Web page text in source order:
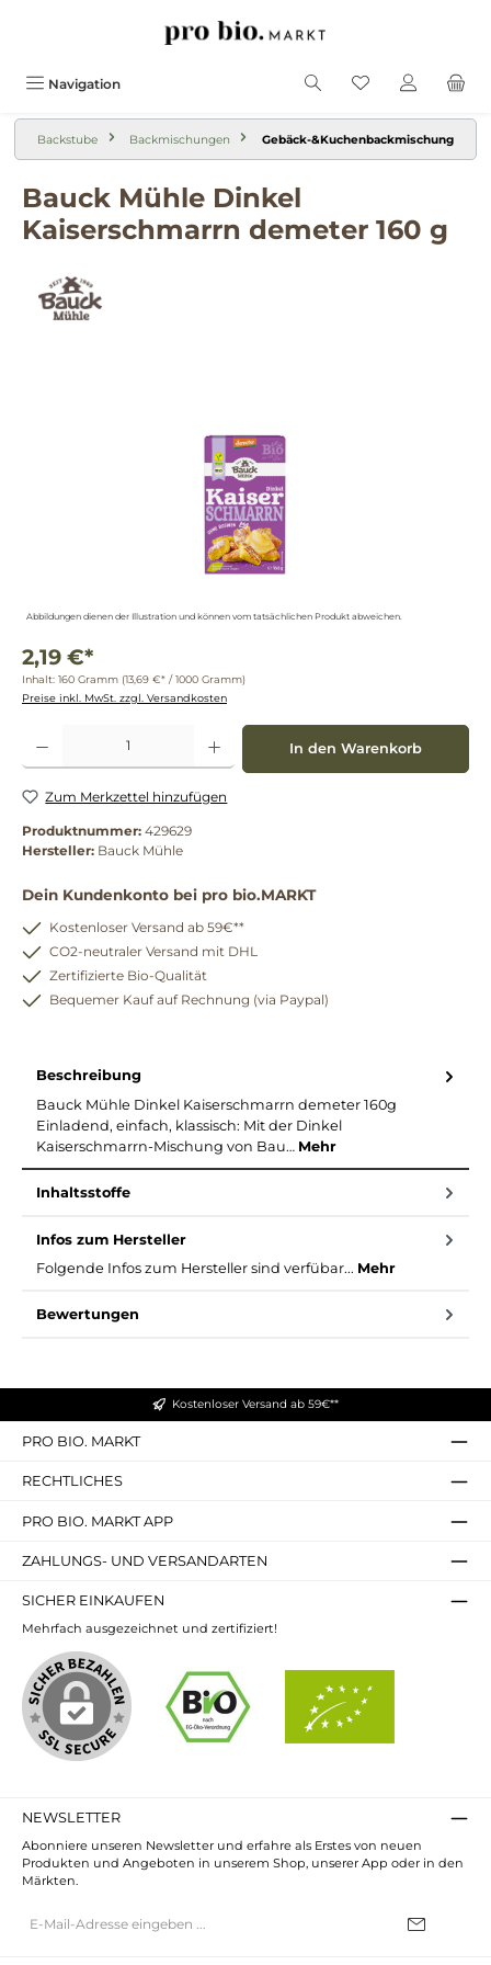
Navigation
Backstube Backmischungen Gebäck-&Kuchenbackmischung
Bauck Mühle Dinkel
Kaiserschmarrn demeter 160 g
Abbildungen dienen der Illustration und können vom tatsächlichen Produkt abweichen.
2,19 €*
Inhalt: 160 Gramm (13,69 €* / 1000 Gramm)
Preise inkl. MwSt. zzgl. Versandkosten
Produkt Anzahl: Gib den gewünschten Wert ein oder benutze die Schaltflächen um
In den Warenkorb
Zum Merkzettel hinzufügen
Produktnummer: 429629
Hersteller: Bauck Mühle
Dein Kundenkonto bei pro bio.MARKT
Kostenloser Versand ab 59€**
CO2-neutraler Versand mit DHL
Zertifizierte Bio-Qualität
Bequemer Kauf auf Rechnung (via Paypal)
Beschreibung
Bauck Mühle Dinkel Kaiserschmarrn demeter 160g
Einladend, einfach, klassisch: Mit der Dinkel
Kaiserschmarrn-Mischung von Bau… Mehr
Inhaltsstoffe
Infos zum Hersteller
Folgende Infos zum Hersteller sind verfübar... Mehr
Bewertungen
Kostenloser Versand ab 59€**
PRO BIO. MARKT
RECHTLICHES
PRO BIO. MARKT APP
ZAHLUNGS- UND VERSANDARTEN
SICHER EINKAUFEN
Mehrfach ausgezeichnet und zertifiziert!
NEWSLETTER
Abonniere unseren Newsletter und erfahre als Erstes von neuen
Produkten und Angeboten in unserem Shop, unserer App oder in den
Märkten.
Mail-